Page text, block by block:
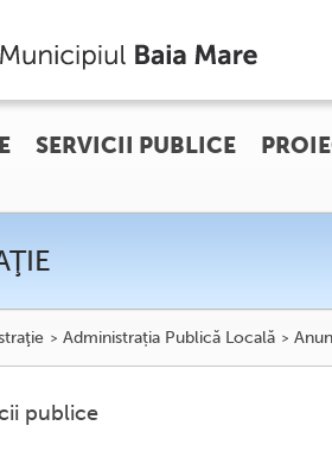
Administrația Publică Locală
publice
SERVICII PUBLICE